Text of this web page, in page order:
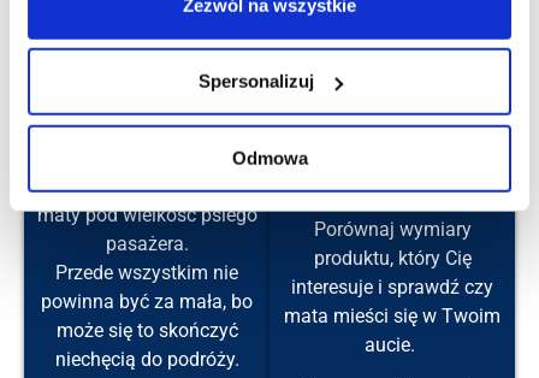
Zezwól na wszystkie
Spersonalizuj
Odmowa
FAQ - często zadawane pytania
Najważniejszy jest wybór
maty pod wielkość psiego
pasażera.
Przede wszystkim nie
powinna być za mała, bo
może się to skończyć
niechęcią do podróży.
Krok 2
Porównaj wymiary
produktu, który Cię
interesuje i sprawdź czy
mata mieści się w Twoim
aucie.